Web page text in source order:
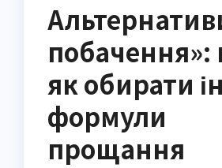
побачення»:
як обирати
формули
прощання